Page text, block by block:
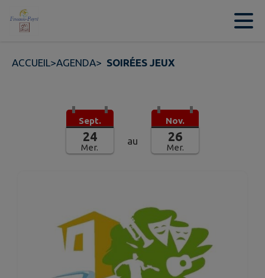
Contenu
ACCUEIL>AGENDA> SOIRÉES JEUX
Sept.
24
Mer.
au
Nov.
26
Mer.